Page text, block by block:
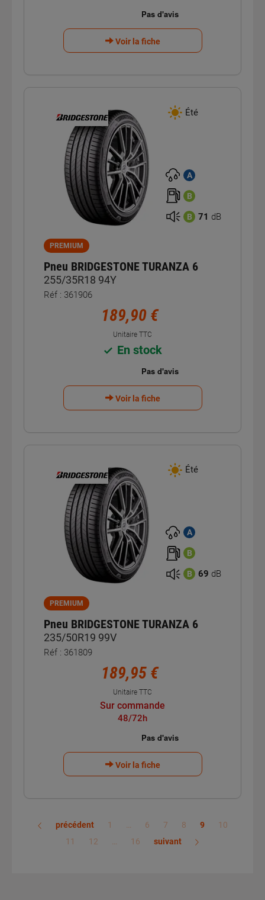
Voir la fiche
Été
A
B
B 71 dB
PREMIUM
Pneu BRIDGESTONE TURANZA 6
255/35R18 94Y
Réf : 361906
189,90 €
Unitaire TTC
En stock
Voir la fiche
Été
A
B
B 69 dB
PREMIUM
Pneu BRIDGESTONE TURANZA 6
235/50R19 99V
Réf : 361809
189,95 €
Unitaire TTC
Sur commande
48/72h
Voir la fiche
précédent 1 … 6 7 8 9
10
11
12 … 16 suivant